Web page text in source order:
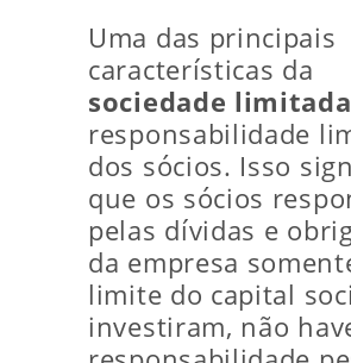
Uma das principais
características da
sociedade limitada
responsabilidade
dos sócios. Isso
que os sócios
pelas dívidas e
da empresa
limite do capital
investiram, não